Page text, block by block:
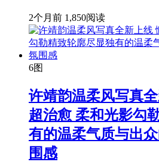
2个月前 1,850阅读
6图
许靖韵温柔风写真
超治愈 柔和光影勾
有的温柔气质与出
围感